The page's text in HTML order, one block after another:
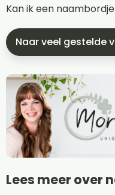
Kan ik een
Naar veel gestelde
Lees meer over